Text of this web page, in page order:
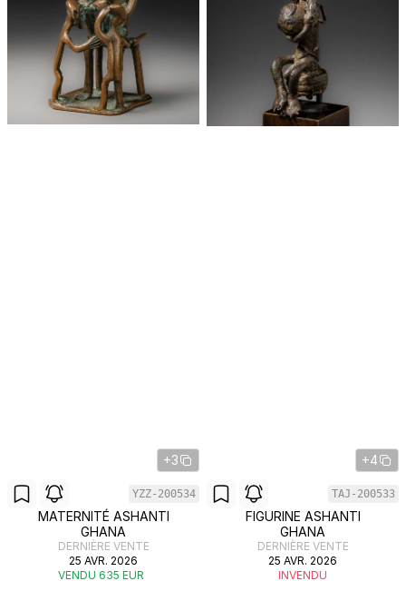
+3
YZZ-200534
MATERNITÉ ASHANTI
GHANA
DERNIÈRE VENTE
25 AVR. 2026
VENDU 635 EUR
+4
TAJ-200533
FIGURINE ASHANTI
GHANA
DERNIÈRE VENTE
25 AVR. 2026
INVENDU